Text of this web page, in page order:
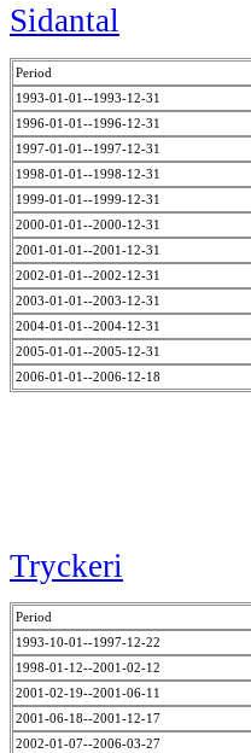
Sidantal
Period
1993-01-01--1993-12-31
1996-01-01--1996-12-31
1997-01-01--1997-12-31
1998-01-01--1998-12-31
1999-01-01--1999-12-31
2000-01-01--2000-12-31
2001-01-01--2001-12-31
2002-01-01--2002-12-31
2003-01-01--2003-12-31
2004-01-01--2004-12-31
2005-01-01--2005-12-31
2006-01-01--2006-12-18
Tryckeri
Period
1993-10-01--1997-12-22
1998-01-12--2001-02-12
2001-02-19--2001-06-11
2001-06-18--2001-12-17
2002-01-07--2006-03-27